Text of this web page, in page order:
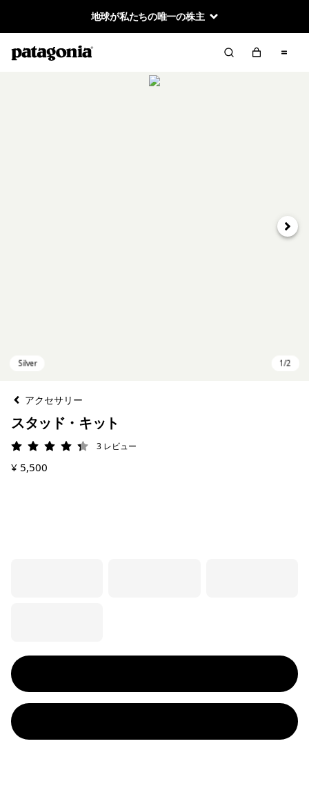
地球が私たちの唯一の株主
次へ
アクセサリー
スタッド・キット
評価: 4.3 / 5
3 レビュー
¥ 5,500